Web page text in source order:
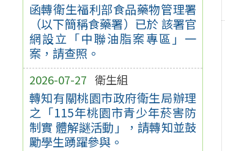
函轉衛生福利部食品藥物管理署
（以下簡稱食藥署）已於 該署官
網設立「中聯油脂案專區」一
案，請查照。
2026-07-27 衛生組
轉知有關桃園市政府衛生局辦理
之「115年桃園市青少年菸害防
制實 體解謎活動」，請轉知並鼓
勵學生踴躍參與。